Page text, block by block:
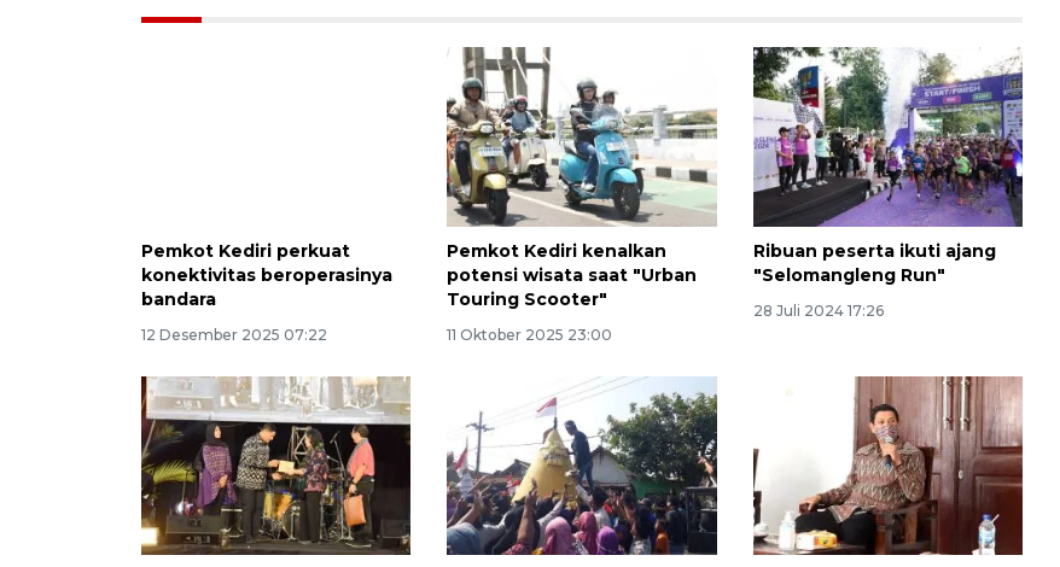
Pemkot Kediri perkuat
konektivitas beroperasinya
bandara
12 Desember 2025 07:22
Pemkot Kediri kenalkan
potensi wisata saat "Urban
Touring Scooter"
11 Oktober 2025 23:00
Ribuan peserta ikuti ajang
"Selomangleng Run"
28 Juli 2024 17:26
Indonesia
2026-08-05 15:00:00